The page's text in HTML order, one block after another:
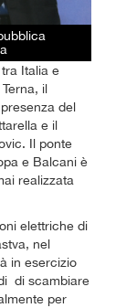
Italia e
il
del
e il
Il ponte
e Balcani è
realizzata
elettriche di
nel
in esercizio
di scambiare
per